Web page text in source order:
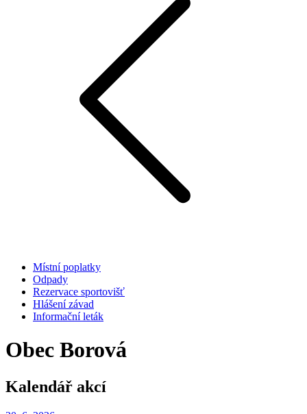
Místní poplatky
Odpady
Rezervace sportovišť
Hlášení závad
Informační leták
Obec Borová
Kalendář akcí